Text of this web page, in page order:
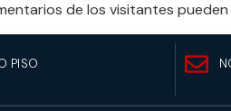
de los visitantes
PISO